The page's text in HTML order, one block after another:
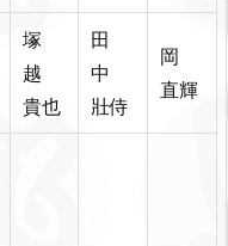
塚
越
貴也
田
中
壯侍
岡
直輝